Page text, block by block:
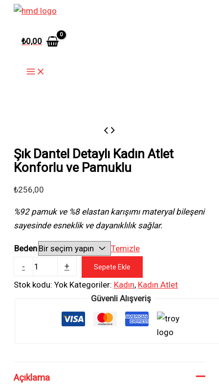
İçeriğe
₺0,00
Şık Dantel Detaylı Kadın Atlet
Konforlu ve Pamuklu
₺256,00
%92 pamuk ve %8 elastan karışımı materyal bileşeni
sayesinde esneklik ve dayanıklılık sağlar.
Beden Temizle
-
Detaylı
adet
+ Sepete Ekle
Stok kodu: Yok Kategoriler: Kadın, Kadın Atlet
Güvenli Alışveriş
Açıklama